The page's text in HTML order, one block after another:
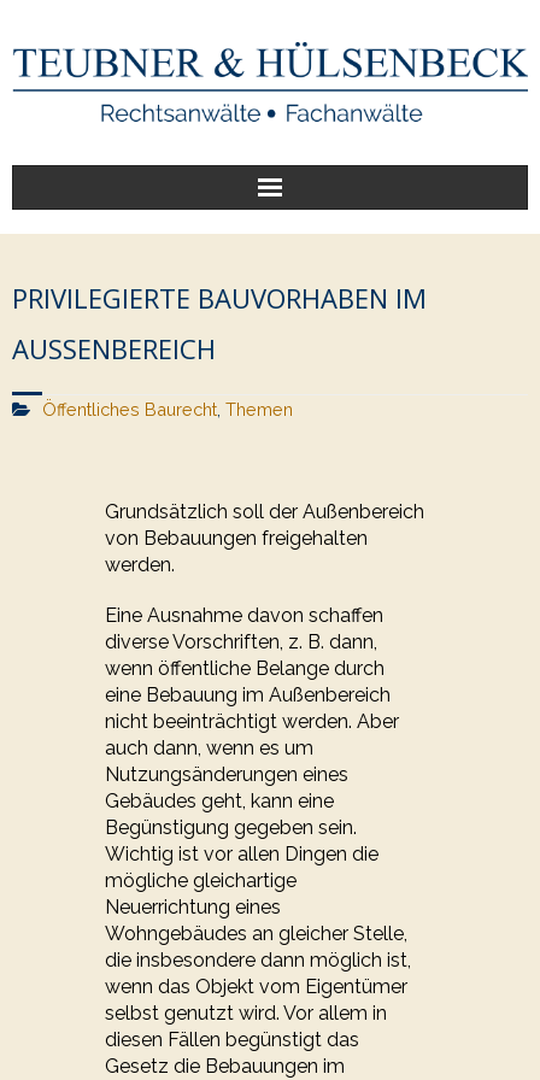
Start
Unsere Leistungen
Veröffentlichungen
Über uns
PRIVILEGIERTE BAUVORHABEN IM
AUSSENBEREICH
Öffentliches Baurecht, Themen
Grundsätzlich soll der Außenbereich
von Bebauungen freigehalten
werden.
Eine Ausnahme davon schaffen
diverse Vorschriften, z. B. dann,
wenn öffentliche Belange durch
eine Bebauung im Außenbereich
nicht beeinträchtigt werden. Aber
auch dann, wenn es um
Nutzungsänderungen eines
Gebäudes geht, kann eine
Begünstigung gegeben sein.
Wichtig ist vor allen Dingen die
mögliche gleichartige
Neuerrichtung eines
Wohngebäudes an gleicher Stelle,
die insbesondere dann möglich ist,
wenn das Objekt vom Eigentümer
selbst genutzt wird. Vor allem in
diesen Fällen begünstigt das
Gesetz die Bebauungen im